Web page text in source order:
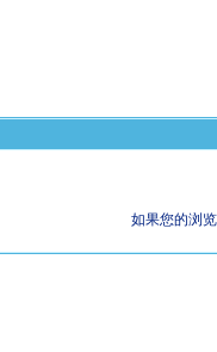
如果您的浏